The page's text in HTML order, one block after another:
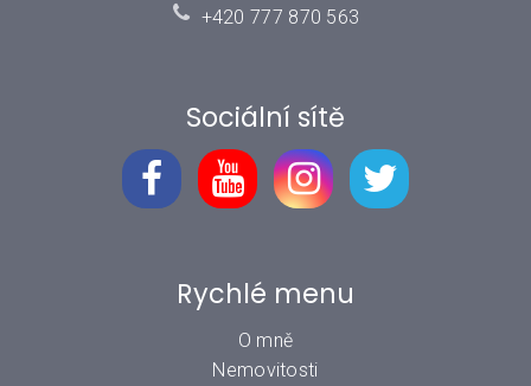
+420 777 870 563
Sociální sítě
Rychlé menu
O mně
Nemovitosti